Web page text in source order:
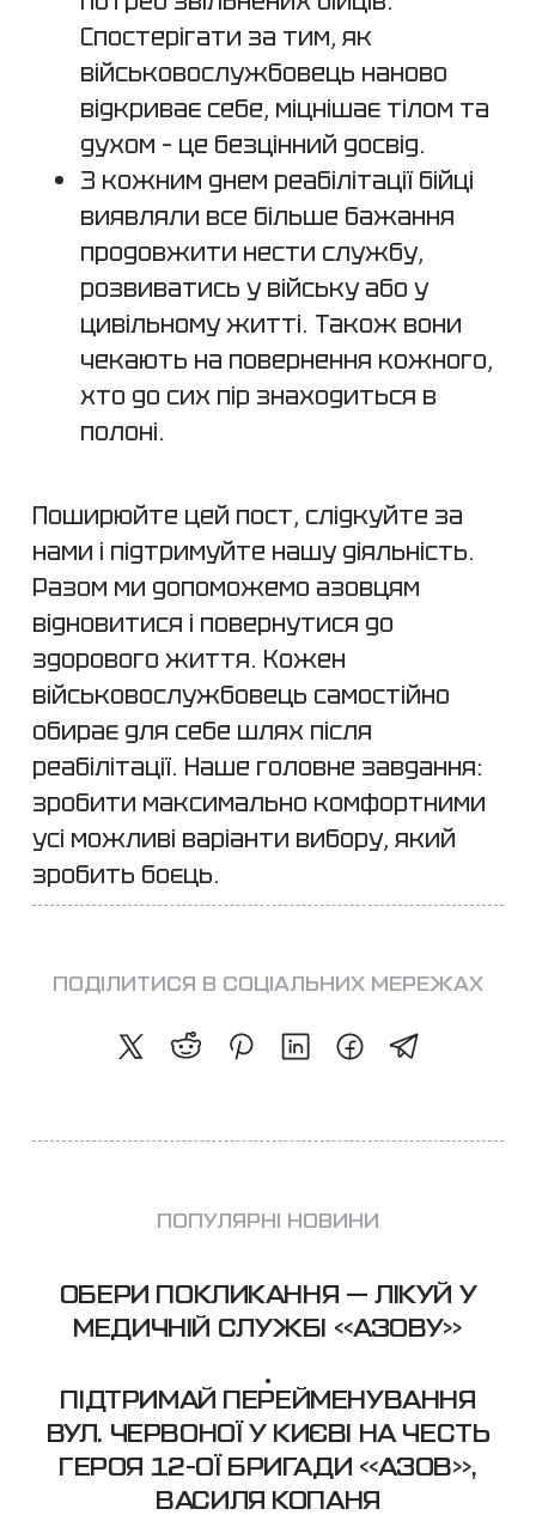
Спостерігати за тим, як
військовослужбовець наново
відкриває себе, міцнішає тілом та
духом – це безцінний досвід.
З кожним днем реабілітації бійці
виявляли все більше бажання
продовжити нести службу,
розвиватись у війську або у
цивільному житті. Також вони
чекають на повернення кожного,
хто до сих пір знаходиться в
полоні.
Поширюйте цей пост, слідкуйте за
нами і підтримуйте нашу діяльність.
Разом ми допоможемо азовцям
відновитися і повернутися до
здорового життя. Кожен
військовослужбовець самостійно
обирає для себе шлях після
реабілітації. Наше головне завдання:
зробити максимально комфортними
усі можливі варіанти вибору, який
зробить боєць.
ПОДІЛИТИСЯ В СОЦІАЛЬНИХ МЕРЕЖАХ
ПОПУЛЯРНІ НОВИНИ
ОБЕРИ ПОКЛИКАННЯ — ЛІКУЙ У
МЕДИЧНІЙ СЛУЖБІ «АЗОВУ»
ПІДТРИМАЙ ПЕРЕЙМЕНУВАННЯ
ВУЛ. ЧЕРВОНОЇ У КИЄВІ НА ЧЕСТЬ
ГЕРОЯ 12-ОЇ БРИГАДИ «АЗОВ»,
ВАСИЛЯ КОПАНЯ